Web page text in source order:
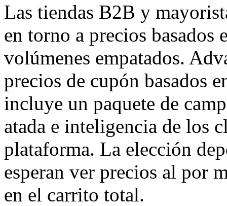
Las tiendas B2B y
en torno a precios basados
volúmenes empatados.
precios de cupón basados
incluye un paquete de
atada e inteligencia de los
plataforma. La elección
esperan ver precios al por
en el carrito total.